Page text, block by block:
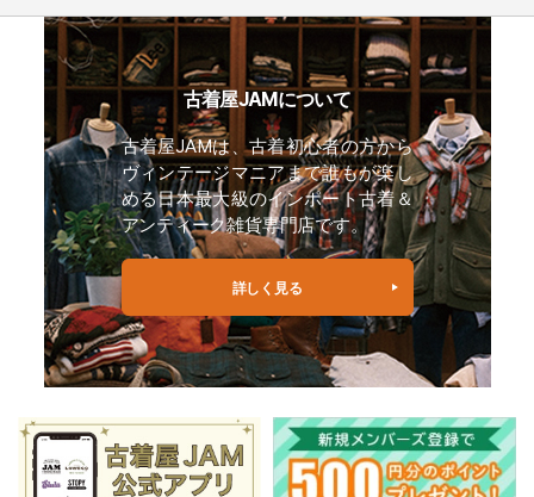
古着屋JAMについて
古着屋JAMは、古着初心者の方から
ヴィンテージマニアまで誰もが楽し
める日本最大級のインポート古着＆
アンティーク雑貨専門店です。
詳しく見る